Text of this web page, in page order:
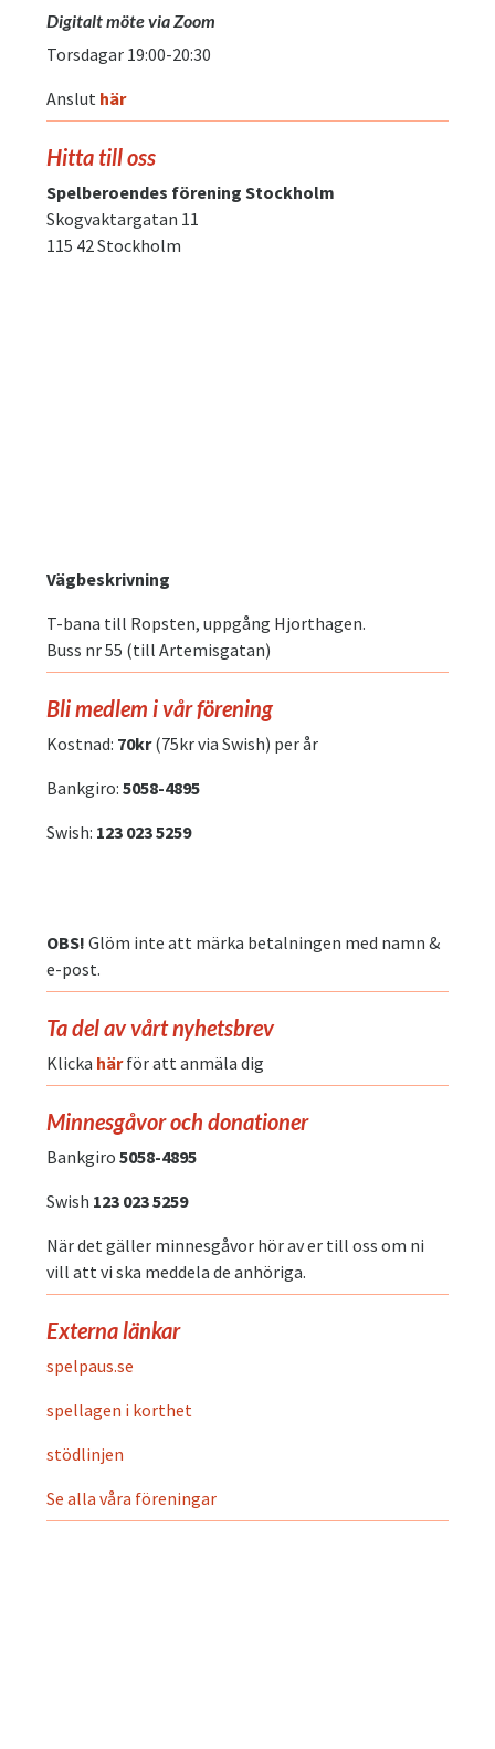
Digitalt möte via Zoom
Torsdagar 19:00-20:30
Anslut här
Hitta till oss
Spelberoendes förening Stockholm
Skogvaktargatan 11
115 42 Stockholm
Vägbeskrivning
T-bana till Ropsten, uppgång Hjorthagen.
Buss nr 55 (till Artemisgatan)
​Bli medlem i vår förening
Kostnad: 70kr(75kr via Swish) per år
Bankgiro:5058-4895
Swish: 123 023 5259
OBS! Glöm inte att märka betalningen med namn &
e-post.
Ta del av vårt nyhetsbrev
Klicka härför att anmäla dig
Minnesgåvor och donationer
Bankgiro5058-4895
Swish 123 023 5259
När det gäller minnesgåvor hör av er till oss om ni
vill att vi ska meddela de anhöriga.
Externa länkar
spelpaus.se
spellagen i korthet
stödlinjen
Se alla våra föreningar